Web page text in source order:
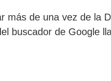
más de una vez de la
buscador de Google